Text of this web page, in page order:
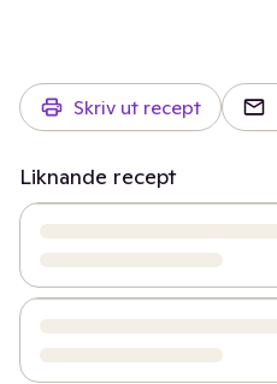
Skriv ut recept
Liknande recept